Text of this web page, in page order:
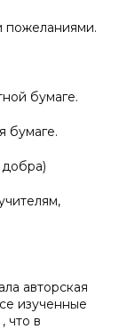
бумаге.
бумаге.
авторская
изученные
, что в